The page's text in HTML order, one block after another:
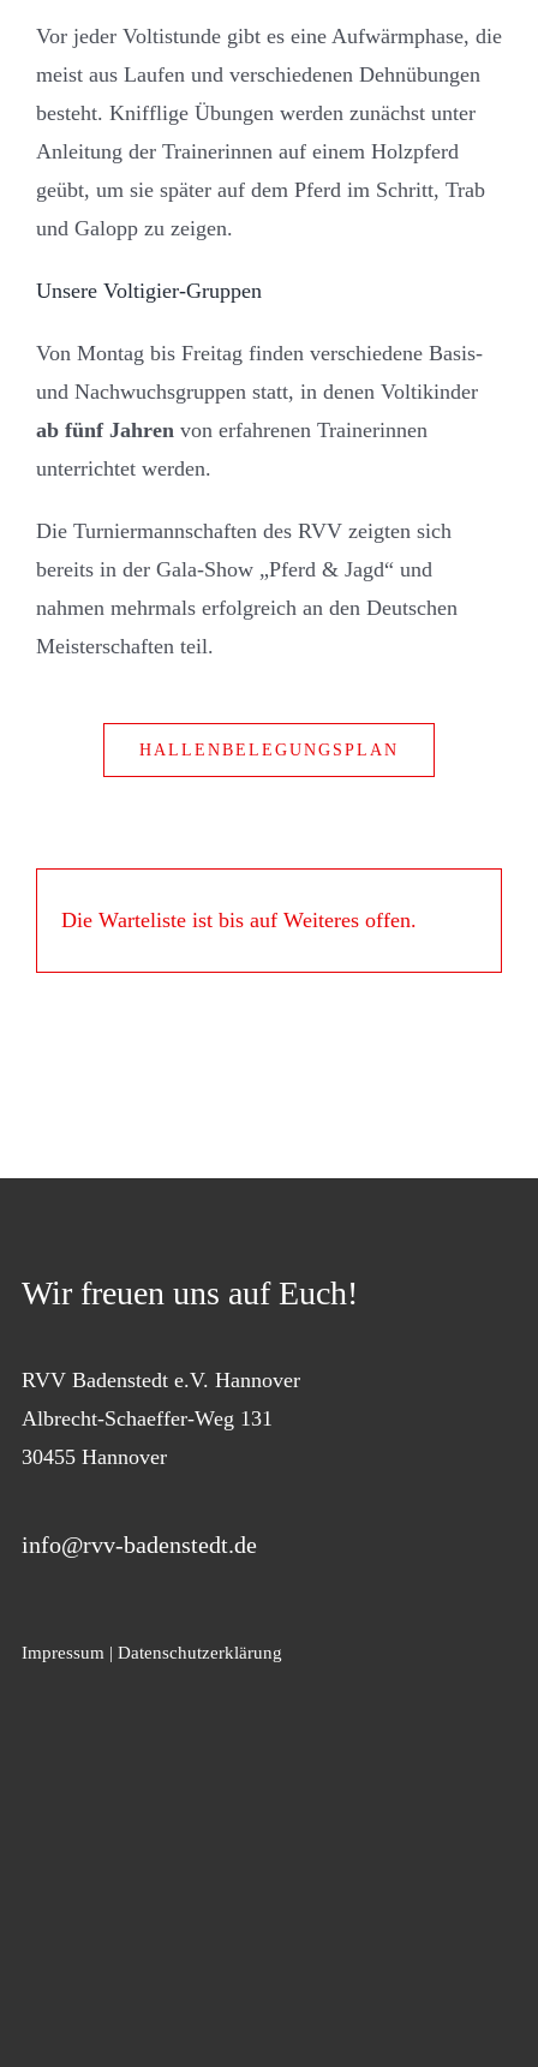
Vor jeder Voltistunde gibt es eine Aufwärmphase, die
meist aus Laufen und verschiedenen Dehnübungen
besteht. Knifflige Übungen werden zunächst unter
Anleitung der Trainerinnen auf einem Holzpferd
geübt, um sie später auf dem Pferd im Schritt, Trab
und Galopp zu zeigen.
Unsere Voltigier-Gruppen
Von Montag bis Freitag finden verschiedene Basis-
und Nachwuchsgruppen statt, in denen Voltikinder
ab fünf Jahrenvon erfahrenen Trainerinnen
unterrichtet werden.
Die Turniermannschaften des RVV zeigten sich
bereits in der Gala-Show „Pferd & Jagd“ und
nahmen mehrmals erfolgreich an den Deutschen
Meisterschaften teil.
HALLENBELEGUNGSPLAN
Die Warteliste ist bis auf Weiteres offen.
Wir freuen uns auf Euch!
RVV Badenstedt e.V. Hannover
Albrecht-Schaeffer-Weg 131
30455 Hannover
info@rvv-badenstedt.de
Impressum | Datenschutzerklärung